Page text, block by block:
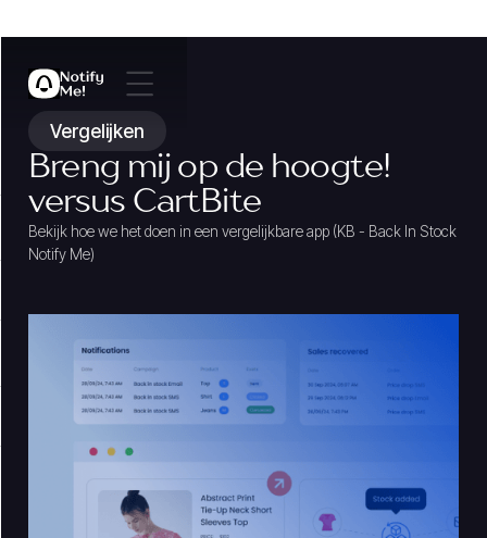
Vergelijken
Breng mij op de hoogte!
versus CartBite
Bekijk hoe we het doen in een vergelijkbare app (KB - Back In Stock
Notify Me)